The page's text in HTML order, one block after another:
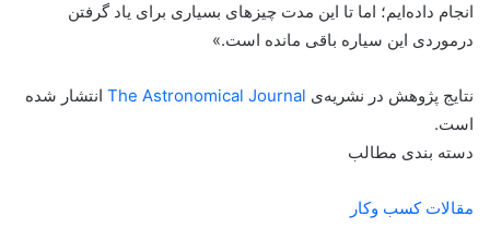
انجام داده‌ایم؛ اما تا این مدت چیزهای بسیاری برای یاد گرفتن
درمورد‌ی این سیاره باقی مانده است.»
نتایج پژوهش در نشریه‌ی The Astronomical Journal انتشار شده
است.
دسته بندی مطالب
مقالات کسب وکار